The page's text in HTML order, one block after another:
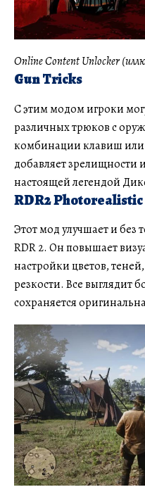
Online Content Unlocker
Gun Tricks
С этим модом игроки
различных трюков с
комбинации клавиш или
добавляет зрелищности
настоящей легендой
RDR2
Этот мод улучшает и без
RDR 2. Он повышает
настройки цветов,
резкости. Все выглядит
сохраняется